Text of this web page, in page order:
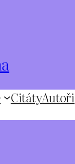
CitátyAutoři